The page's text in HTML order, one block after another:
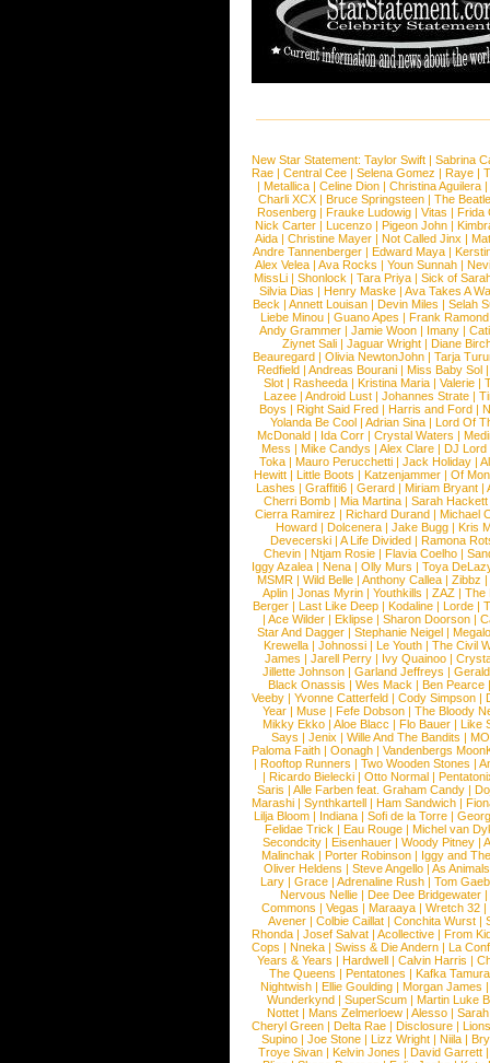
New Star Statement: Taylor Swift | Sabrina
Rae |Central Cee |Selena Gomez |Raye |
| Metallica | Celine Dion | Christina Aguilera |
Charli XCX |Bruce Springsteen |The
Rosenberg | Frauke Ludowig | Vitas | Frida
Nick Carter | Lucenzo | Pigeon John |
Aida |Christine Mayer |Not Called Jinx |
Andre Tannenberger | Edward Maya |
Alex Velea | Ava Rocks | Youn Sunnah |
MissLi | Shonlock | Tara Priya | Sick of
Silvia Dias |Henry Maske |Ava Takes A
Beck |Annett Louisan |Devin Miles |Selah
Liebe Minou |Guano Apes |Frank Ramond
Andy Grammer |Jamie Woon | Imany |
Ziynet Sali |Jaguar Wright |Diane
Beauregard |Olivia NewtonJohn |Tarja
Redfield | Andreas Bourani | Miss Baby Sol
Slot | Rasheeda | Kristina Maria | Valerie |
Lazee | Android Lust | Johannes Strate |
Boys | Right Said Fred | Harris and Ford |
Yolanda Be Cool |Adrian Sina |Lord Of
McDonald | Ida Corr |Crystal Waters |
Mess | Mike Candys | Alex Clare | DJ Lord
Toka | Mauro Perucchetti | Jack Holiday |
Hewitt |Little Boots |Katzenjammer |Of
Lashes |Graffiti6 |Gerard |Miriam Bryant |
Cherri Bomb | Mia Martina | Sarah Hackett
Cierra Ramirez | Richard Durand | Michael
Howard |Dolcenera |Jake Bugg |Kris
Devecerski |A Life Divided |Ramona
Chevin |Ntjam Rosie |Flavia Coelho |
Iggy Azalea | Nena | Olly Murs | Toya
MSMR |Wild Belle |Anthony Callea |Zibbz
Aplin | Jonas Myrin | Youthkills | ZAZ | The
Berger |Last Like Deep |Kodaline |Lorde |
|Ace Wilder |Eklipse |Sharon Doorson |
Star And Dagger | Stephanie Neigel |
Krewella | Johnossi | Le Youth | The Civil
James | Jarell Perry | Ivy Quainoo |
Jillette Johnson | Garland Jeffreys |
Black Onassis | Wes Mack | Ben Pearce
Veeby | Yvonne Catterfeld | Cody Simpson |
Year |Muse |Fefe Dobson |The Bloody
Mikky Ekko | Aloe Blacc | Flo Bauer | Like
Says | Jenix | Wille And The Bandits | MO
Paloma Faith |Oonagh |Vandenbergs
|Rooftop Runners |Two Wooden Stones |
| Ricardo Bielecki | Otto Normal |
Saris | Alle Farben feat. Graham Candy |
Marashi | Synthkartell | Ham Sandwich |
Lilja Bloom | Indiana | Sofi de la Torre |
Felidae Trick | Eau Rouge | Michel van
Secondcity |Eisenhauer |Woody Pitney |
Malinchak |Porter Robinson | Iggy and
Oliver Heldens |Steve Angello |As Animals
Lary | Grace | Adrenaline Rush | Tom
Nervous Nellie | Dee Dee Bridgewater |
Commons |Vegas |Maraaya |Wretch 32 |
Avener | Colbie Caillat | Conchita Wurst |
Rhonda | Josef Salvat | Acollective | From
Cops | Nneka | Swiss & Die Andern | La
Years & Years |Hardwell |Calvin Harris |
The Queens | Pentatones | Kafka Tamura
Nightwish |Ellie Goulding |Morgan James
Wunderkynd | SuperScum | Martin Luke
Nottet |Mans Zelmerloew |Alesso |
Cheryl Green |Delta Rae |Disclosure |
Supino |Joe Stone |Lizz Wright |Niila |
Troye Sivan | Kelvin Jones | David Garrett